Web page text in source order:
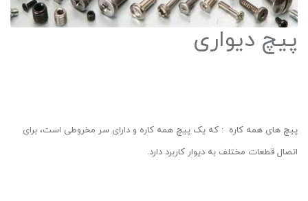
پیچ دیواری
پیچ های همه کاره : که یک پیچ همه کاره و دارای سر مخروطی است، برای
اتصال قطعات مختلف به دیوار کاربرد دارد.